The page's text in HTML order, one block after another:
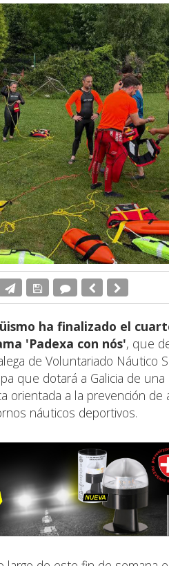
ha finalizado el
'Padexa con nós', que
de Voluntariado Náutico
que dotará a Galicia de una
orientada a la prevención de
náuticos deportivos.